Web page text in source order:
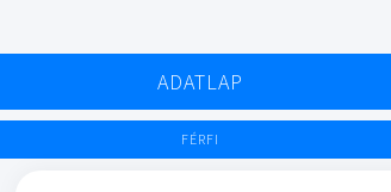
ADATLAP
FÉRFI